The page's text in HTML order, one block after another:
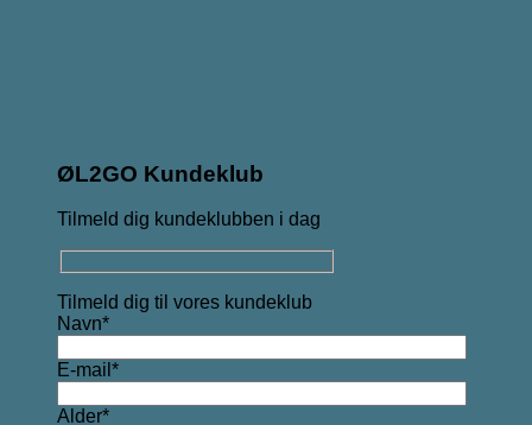
ØL2GO Kundeklub
Tilmeld dig kundeklubben i dag
Tilmeld dig til vores kundeklub
Navn*
E-mail*
Alder*